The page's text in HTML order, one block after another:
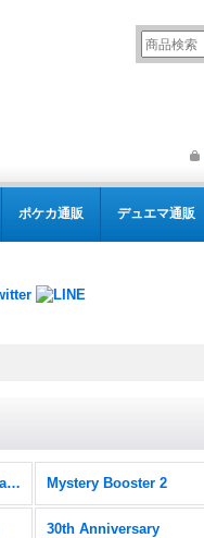
ポケカ通販 デュエマ通販
Reprint Cards(Secret Lair Commander) FOIL Mystery Booster 2
30th Anniversary